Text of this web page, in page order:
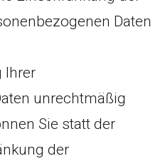
Daten
Ihrer
unrechtmäßig
Sie statt der
der